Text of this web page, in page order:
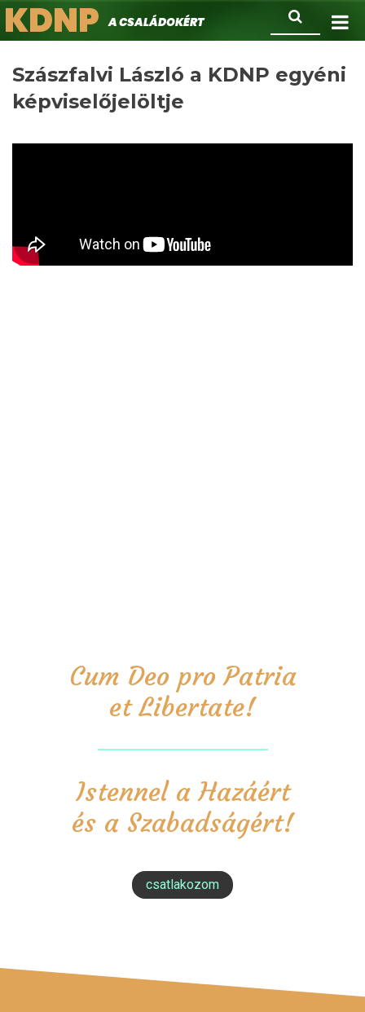
Ugrás
a
Keresés
KDNPA családokért.
Szászfalvi László a KDNP egyéni
képviselőjelöltje
Cum Deo pro Patria
et Libertate!
Istennel a Hazáért
és a Szabadságért!
csatlakozom